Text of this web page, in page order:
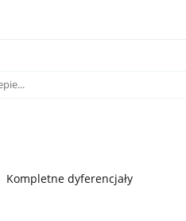
Kompletne dyferencjały